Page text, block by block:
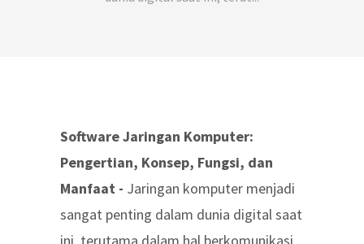
Software Jaringan Komputer:
Pengertian, Konsep, Fungsi, dan
Manfaat - Jaringan komputer menjadi
sangat penting dalam dunia digital saat